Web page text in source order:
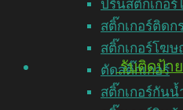
ปริ้นสติ๊กเกอร์
สติ๊กเกอร์ติด
สติ๊กเกอร์โฆ
ตัดสติ๊กเกอร์
สติ๊กเกอร์กันน้
รับติดป้า